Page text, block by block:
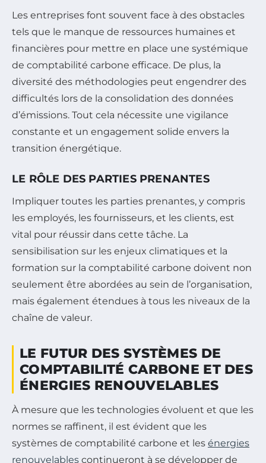
Les entreprises font souvent face à des obstacles
tels que le manque de ressources humaines et
financières pour mettre en place une systémique
de comptabilité carbone efficace. De plus, la
diversité des méthodologies peut engendrer des
difficultés lors de la consolidation des données
d’émissions. Tout cela nécessite une vigilance
constante et un engagement solide envers la
transition énergétique.
LE RÔLE DES PARTIES PRENANTES
Impliquer toutes les parties prenantes, y compris
les employés, les fournisseurs, et les clients, est
vital pour réussir dans cette tâche. La
sensibilisation sur les enjeux climatiques et la
formation sur la comptabilité carbone doivent non
seulement être abordées au sein de l’organisation,
mais également étendues à tous les niveaux de la
chaîne de valeur.
LE FUTUR DES SYSTÈMES DE
COMPTABILITÉ CARBONE ET DES
ÉNERGIES RENOUVELABLES
À mesure que les technologies évoluent et que les
normes se raffinent, il est évident que les
systèmes de comptabilité carbone et les énergies
renouvelables continueront à se développer de